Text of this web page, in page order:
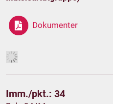
Dokumenter
Imm./pkt.: 34